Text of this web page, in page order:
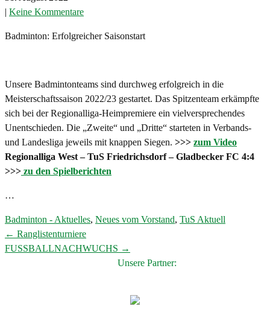
| Keine Kommentare
Badminton: Erfolgreicher Saisonstart
Unsere Badmintonteams sind durchweg erfolgreich in die
Meisterschaftssaison 2022/23 gestartet. Das Spitzenteam erkämpfte
sich bei der Regionalliga-Heimpremiere ein vielversprechendes
Unentschieden. Die „Zweite“ und „Dritte“ starteten in Verbands-
und Landesliga jeweils mit knappen Siegen. >>> zum Video
Regionalliga West – TuS Friedrichsdorf – Gladbecker FC 4:4
>>> zu den Spielberichten
…
Badminton - Aktuelles, Neues vom Vorstand, TuS Aktuell
Post
← Ranglistenturniere
FUSSBALLNACHWUCHS →
Unsere Partner: